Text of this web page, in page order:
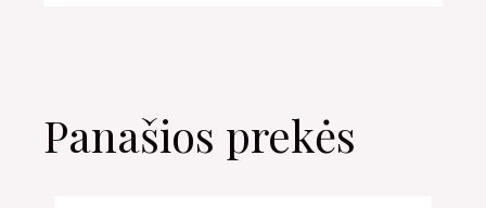
Panašios prekės